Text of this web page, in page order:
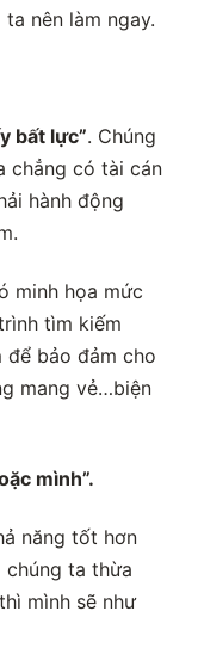
nên làm ngay.
bất lực”. Chúng
chẳng có tài cán
hành động
minh họa mức
tìm kiếm
để bảo đảm cho
mang vẻ…biện
mình”.
năng tốt hơn
ta thừa
mình sẽ như